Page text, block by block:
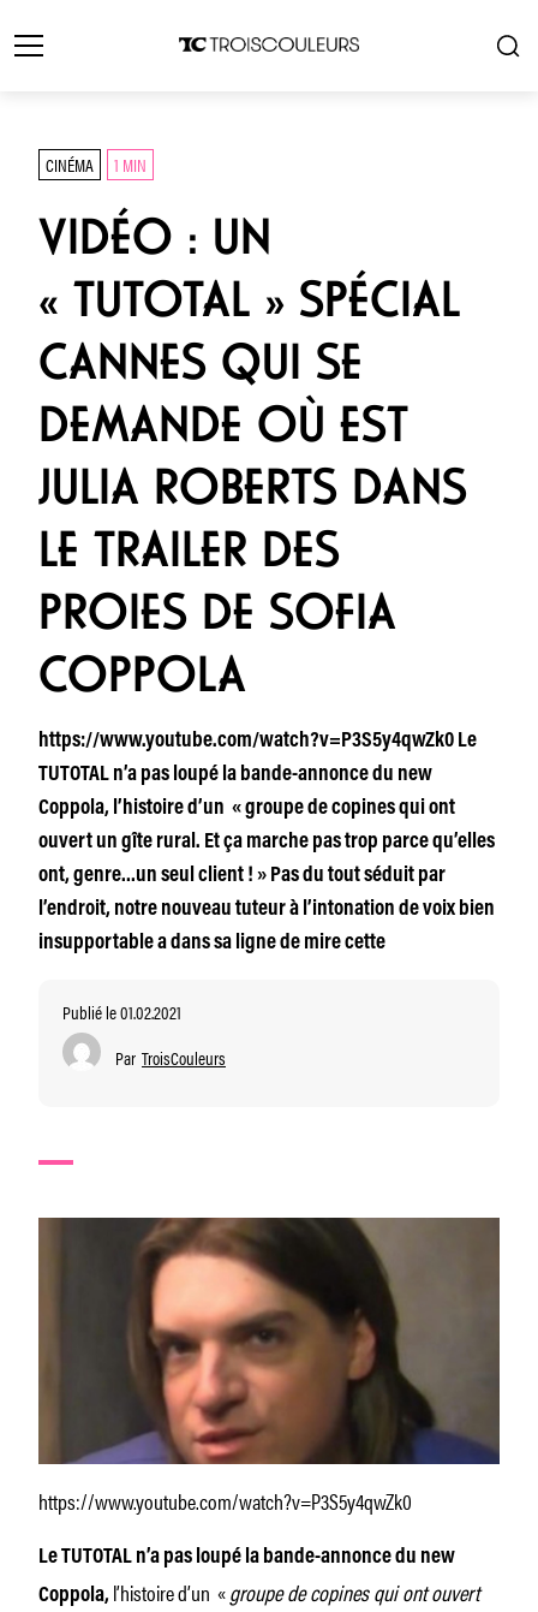
CINÉMA 1 MIN
VIDÉO : UN
« TUTOTAL » SPÉCIAL
CANNES QUI SE
DEMANDE OÙ EST
JULIA ROBERTS DANS
LE TRAILER DES
PROIES DE SOFIA
COPPOLA
https://www.youtube.com/watch?v=P3S5y4qwZk0 Le
TUTOTAL n’a pas loupé la bande-annonce du new
Coppola, l’histoire d’un « groupe de copines qui ont
ouvert un gîte rural. Et ça marche pas trop parce qu’elles
ont, genre…un seul client ! » Pas du tout séduit par
l’endroit, notre nouveau tuteur à l’intonation de voix bien
insupportable a dans sa ligne de mire cette
Publié le 01.02.2021
Par TroisCouleurs
https://www.youtube.com/watch?v=P3S5y4qwZk0
Le TUTOTAL n’a pas loupé la bande-annonce du new
Coppola, l’histoire d’un «groupe de copines qui ont ouvert